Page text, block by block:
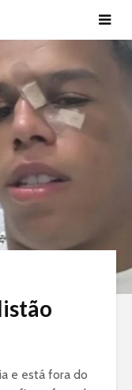
e está fora do